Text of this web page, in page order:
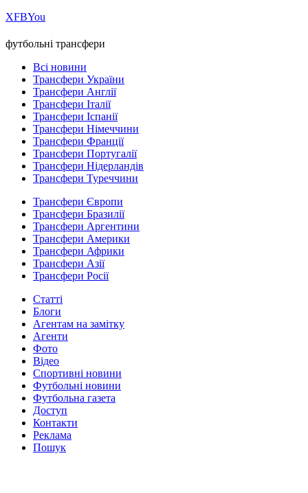
ХFBYou
футбольні трансфери
Всі новини
Трансфери України
Трансфери Англії
Трансфери Італії
Трансфери Іспанії
Трансфери Німеччини
Трансфери Франції
Трансфери Португалії
Трансфери Нідерландів
Трансфери Туреччини
Трансфери Європи
Трансфери Бразилії
Трансфери Аргентини
Трансфери Америки
Трансфери Африки
Трансфери Азії
Трансфери Росії
Статті
Блоги
Агентам на замітку
Агенти
Фото
Відео
Спортивні новини
Футбольні новини
Футбольна газета
Доступ
Контакти
Реклама
Пошук